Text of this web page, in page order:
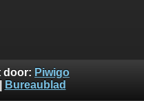
door: Piwigo
Bureaublad